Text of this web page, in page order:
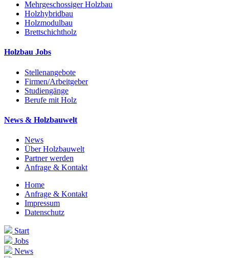
Mehrgeschossiger Holzbau
Holzhybridbau
Holzmodulbau
Brettschichtholz
Holzbau Jobs
Stellenangebote
Firmen/Arbeitgeber
Studiengänge
Berufe mit Holz
News & Holzbauwelt
News
Über Holzbauwelt
Partner werden
Anfrage & Kontakt
Home
Anfrage & Kontakt
Impressum
Datenschutz
Start
Jobs
News